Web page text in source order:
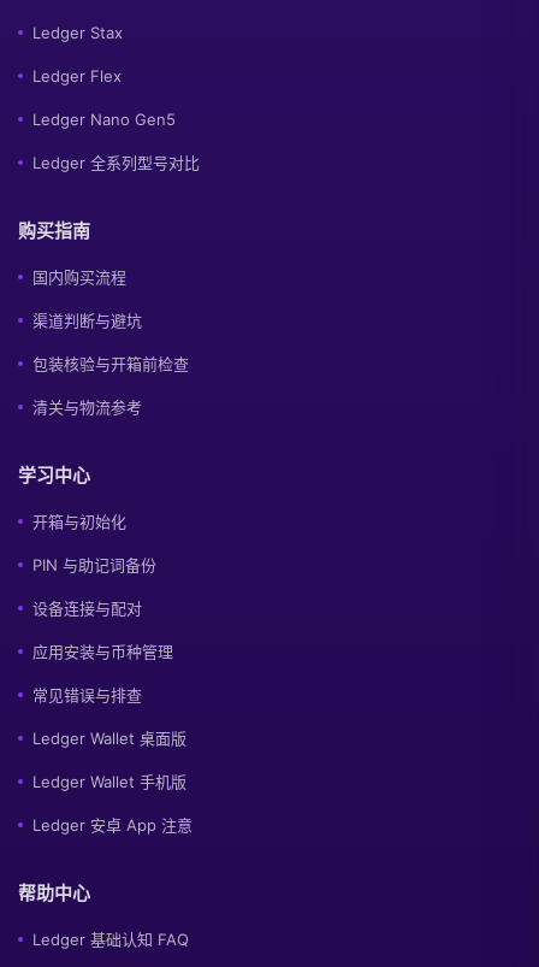
Ledger Stax
Ledger Flex
Ledger Nano Gen5
Ledger 全系列型号对比
购买指南
国内购买流程
渠道判断与避坑
包装核验与开箱前检查
清关与物流参考
学习中心
开箱与初始化
PIN 与助记词备份
设备连接与配对
应用安装与币种管理
常见错误与排查
Ledger Wallet 桌面版
Ledger Wallet 手机版
Ledger 安卓 App 注意
帮助中心
Ledger 基础认知 FAQ